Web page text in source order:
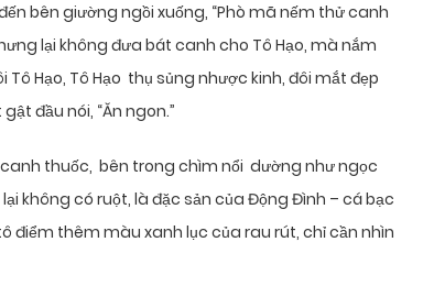
bên giường ngồi xuống, “Phò mã nếm thử canh
lại không đưa bát canh cho Tô Hạo, mà nắm
Hạo, Tô Hạo thụ sủng nhược kinh, đôi mắt đẹp
đầu nói, “Ăn ngon.”
thuốc, bên trong chìm nổi dường như ngọc
không có ruột, là đặc sản của Động Đình – cá bạc
điểm thêm màu xanh lục của rau rút, chỉ cần nhìn